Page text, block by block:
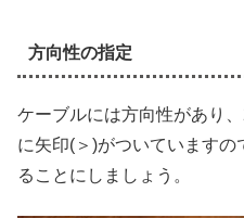
方向性の指定
ケーブルには方向性があり
に矢印(＞)がついています
ることにしましょう。